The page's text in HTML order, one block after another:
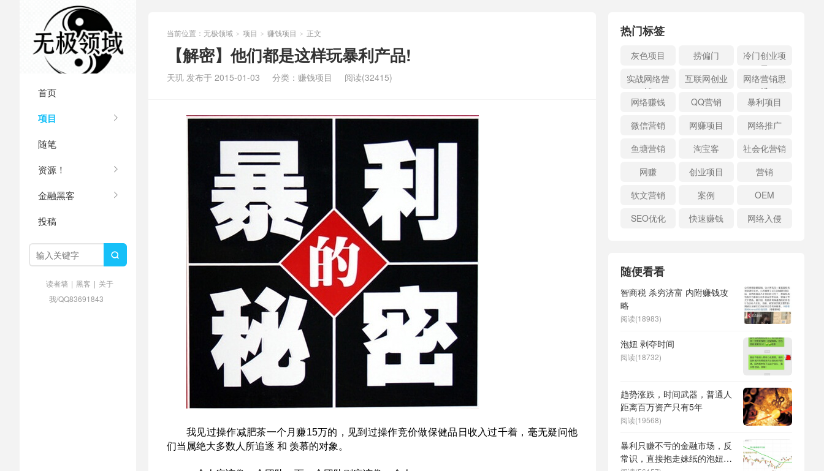
首页
项目
随笔
资源！
金融黑客
投稿

读者墙 | 黑客 | 关于
我/QQ83691843
当前位置： 无极领域 > 项目 > 赚钱项目 > 正文
【解密】他们都是这样玩暴利产品!
天玑 发布于 2015-01-03 分类： 赚钱项目 阅读(32415)
我见过操作减肥茶一个月赚15万的，见到过操作竞价做保健品日收入过千着，毫无疑问他
们当属绝大多数人所追逐 和 羡慕的对象。
热门标签
灰色项目 捞偏门
冷门创业项
目
实战网络营
销
互联网创业
网络营销思
维
网络赚钱
QQ营销
暴利项目
微信营销
网赚项目
网络推广
鱼塘营销
淘宝客
社会化营销
网赚
创业项目
营销
软文营销
案例
OEM
SEO优化
快速赚钱 网络入侵
随便看看
智商税 杀穷济富 内附赚钱攻
略
阅读(18983)
泡妞 剥夺时间
阅读(18732)
趋势涨跌，时间武器，普通人
距离百万资产只有5年
阅读(19568)
暴利只赚不亏的金融市场，反
常识，直接抱走妹纸的泡妞方